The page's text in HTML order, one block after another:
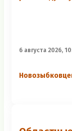
6 августа 2026,